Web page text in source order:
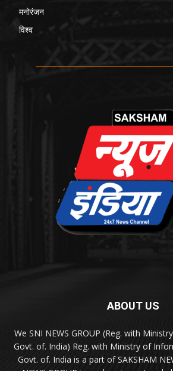
मनोरंजन
विश्व
ABOUT US
We SNI NEWS GROUP (Reg. with
Govt. of. India) Reg. with Ministry of
Govt. of. India is a part of SAKSHAM